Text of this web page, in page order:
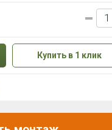
Купить в 1 клик